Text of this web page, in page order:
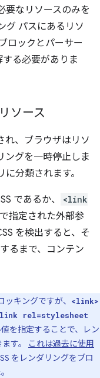
要なリソースのみを
グ パスにあるリソ
ロックとパーサー
る必要がありま
ソース
れ、ブラウザはリソ
ングを一時停止しま
分類されます。
であるか、
<link
指定された外部参
を検出すると、そ
るまで、コンテン
キングですが、 <link>
rel=stylesheet
を指定することで、レン
す。
これは過去に使用
をレンダリングをブロ